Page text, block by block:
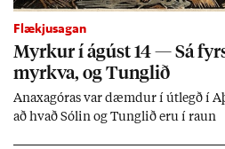
Flækjusagan
Myrk­ur í ág­úst 14 — Sá
myrkva, og Tungl­ið
An­axagór­as var dæmd­ur í út­legð í
að hvað Sól­in og Tungl­ið eru í raun